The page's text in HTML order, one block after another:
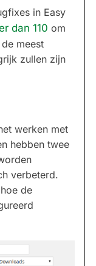
in Easy
dan 110 om
meest
zullen zijn
werken met
hebben twee
verbeterd.
de